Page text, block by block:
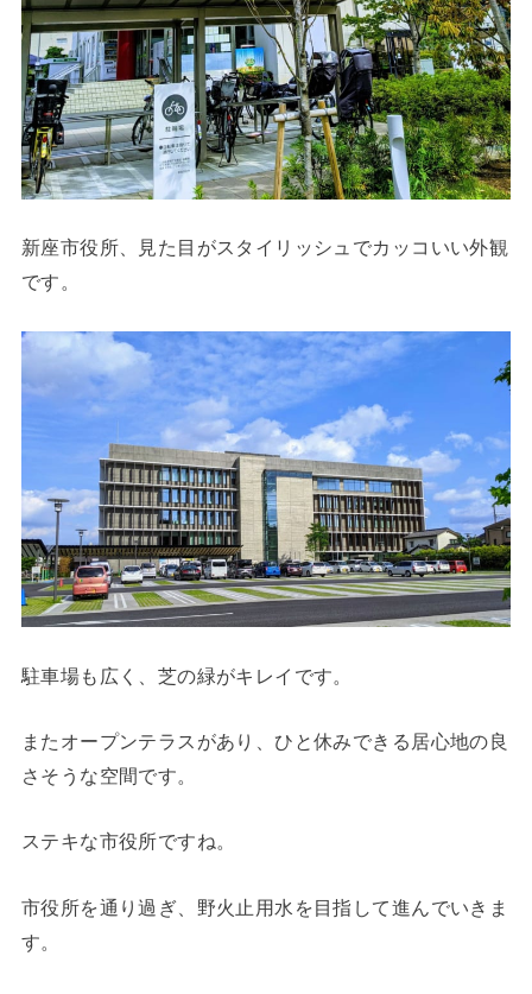
新座市役所、見た目がスタイリッシュでカッコいい外観
です。
駐車場も広く、芝の緑がキレイです。
またオープンテラスがあり、ひと休みできる居心地の良
さそうな空間です。
ステキな市役所ですね。
市役所を通り過ぎ、野火止用水を目指して進んでいきま
す。